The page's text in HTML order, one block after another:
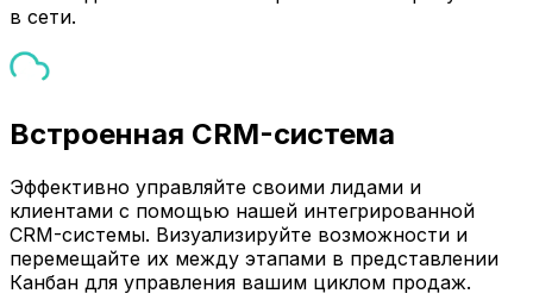
в сети.
Встроенная CRM-система
Эффективно управляйте своими лидами и
клиентами с помощью нашей интегрированной
CRM-системы. Визуализируйте возможности и
перемещайте их между этапами в представлении
Канбан для управления вашим циклом продаж.